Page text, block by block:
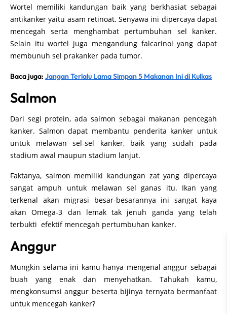
Wortel memiliki kandungan baik yang berkhasiat sebagai
antikanker yaitu asam retinoat. Senyawa ini dipercaya dapat
mencegah serta menghambat pertumbuhan sel kanker.
Selain itu wortel juga mengandung falcarinol yang dapat
membunuh sel prakanker pada tumor.
Baca juga: Jangan Terlalu Lama Simpan 5 Makanan Ini di Kulkas
Salmon
Dari segi protein, ada salmon sebagai makanan pencegah
kanker. Salmon dapat membantu penderita kanker untuk
untuk melawan sel-sel kanker, baik yang sudah pada
stadium awal maupun stadium lanjut.
Faktanya, salmon memiliki kandungan zat yang dipercaya
sangat ampuh untuk melawan sel ganas itu. Ikan yang
terkenal akan migrasi besar-besarannya ini sangat kaya
akan Omega-3 dan lemak tak jenuh ganda yang telah
terbukti efektif mencegah pertumbuhan kanker.
Anggur
Mungkin selama ini kamu hanya mengenal anggur sebagai
buah yang enak dan menyehatkan. Tahukah kamu,
mengkonsumsi anggur beserta bijinya ternyata bermanfaat
untuk mencegah kanker?